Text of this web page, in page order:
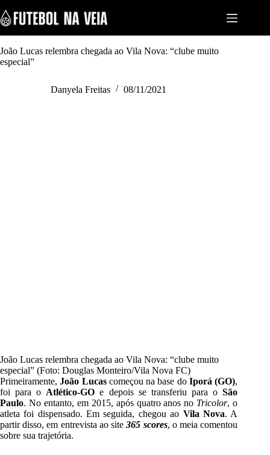
k
i
p
t
o
João Lucas relembra chegada ao Vila Nova: “clube muito
especial”
Danyela Freitas 08/11/2021
João Lucas relembra chegada ao Vila Nova: “clube muito
especial” (Foto: Douglas Monteiro/Vila Nova FC)
Primeiramente,João Lucascomeçou na base do Iporá (GO),
foi para o Atlético-GO e depois se transferiu para oSão
Paulo. No entanto, em 2015, após quatro anos no Tricolor, o
atleta foi dispensado. Em seguida, chegou ao Vila Nova. A
partir disso, em entrevista ao site365 scores, o meia comentou
sobre sua trajetória.